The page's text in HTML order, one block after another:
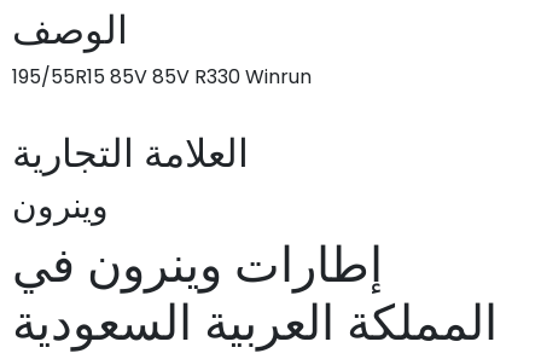
الوصف
195/55R15 85V 85V R330 Winrun
العلامة التجارية
وينرون
إطارات وينرون في
المملكة العربية السعودية